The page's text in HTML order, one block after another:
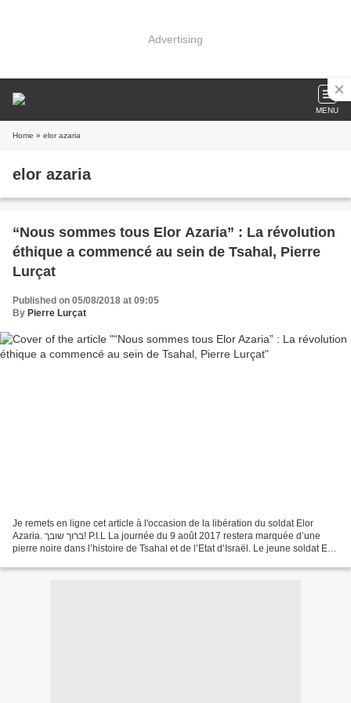
Advertising
MENU
Home » elor azaria
elor azaria
“Nous sommes tous Elor Azaria” : La révolution
éthique a commencé au sein de Tsahal, Pierre
Lurçat
Published on 05/08/2018 at 09:05
By Pierre Lurçat
Je remets en ligne cet article à l'occasion de la libération du soldat Elor
Azaria. ברוך שובך! P.I.L La journée du 9 août 2017 restera marquée d’une
pierre noire dans l’histoire de Tsahal et de l’Etat d’Israël. Le jeune soldat Elor